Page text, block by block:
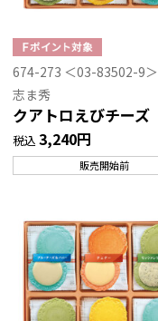
674-273 ＜03-83502-9＞
志ま秀
クアトロえびチーズ
税込 3,240円
販売開始前